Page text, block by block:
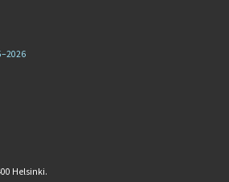
Helsinki.